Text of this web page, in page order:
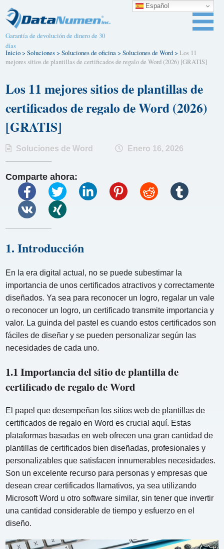
Garantía de devolución de dinero de 30
días
Inicio>Soluciones>Soluciones de oficina>Soluciones de Word>Los 11
mejores sitios de plantillas de certificados de regalo de Word (2026) [GRATIS]
Los 11 mejores sitios de plantillas de
certificados de regalo de Word (2026)
[GRATIS]
Soluciones de Word Enero 16, 2026
Comparte ahora:
1. Introducción
En la era digital actual, no se puede subestimar la
importancia de unos certificados atractivos y correctamente
diseñados. Ya sea para reconocer un logro, regalar un vale
o reconocer un logro, un certificado transmite importancia y
valor. La guinda del pastel es cuando estos certificados son
fáciles de diseñar y se pueden personalizar según las
necesidades de cada uno.
1.1 Importancia del sitio de plantilla de
certificado de regalo de Word
El papel que desempeñan los sitios web de plantillas de
certificados de regalo en Word es crucial aquí. Estas
plataformas basadas en web ofrecen una gran cantidad de
plantillas de certificados bien diseñadas, profesionales y
personalizables que satisfacen innumerables necesidades.
Son un excelente recurso para personas y empresas que
desean crear certificados llamativos, ya sea utilizando
Microsoft Word u otro software similar, sin tener que invertir
una cantidad considerable de tiempo y esfuerzo en el
diseño.
Español